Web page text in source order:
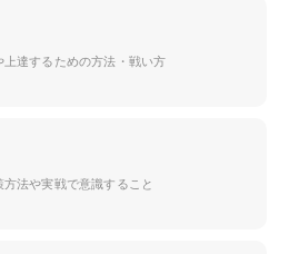
達するための方法・戦い方
法や実戦で意識すること